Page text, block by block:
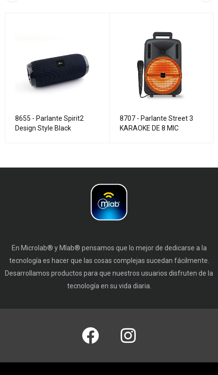
8655 - Parlante Spirit2
Design Style Black
8707 - Parlante Street 3
KARAOKE DE 8 MIC
En Microlab® y Mlab® pensamos que lo mejor de dedicarse a la
tecnología es hacer que las cosas complejas sucedan fácilmente.
Desarrollamos productos para que nuestros usuarios disfruten de la
tecnología en su vida diaria.